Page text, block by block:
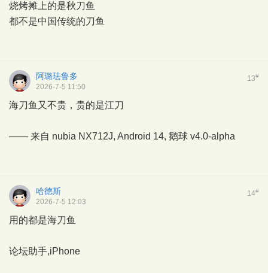
烧烤摊上的是秋刀鱼
都不是中国传统的刀鱼
13#
阿璐珐鲁多
2026-7-5 11:50
海刀鱼又不贵，贵的是江刀
—— 来自 nubia NX712J, Android 14, 鹅球 v4.0-alpha
14#
哈德斯
2026-7-5 12:03
用的都是海刀鱼
论坛助手,iPhone